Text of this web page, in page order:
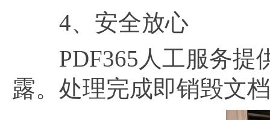
4、安全放心
PDF365人工服务提
露。处理完成即销毁文